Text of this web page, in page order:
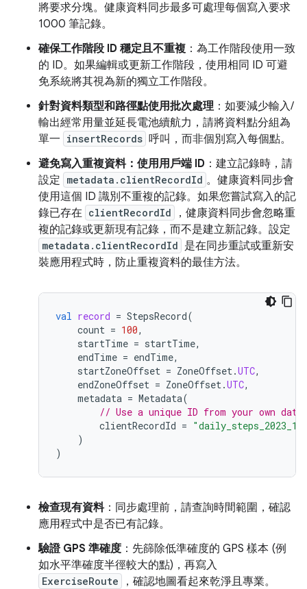
將要求分塊。健康資料同步最多可處理每個寫入要求
1000 筆記錄。
確保工作階段 ID 穩定且不重複 ：為工作階段使用一致
的 ID。如果編輯或更新工作階段，使用相同 ID 可避
免系統將其視為新的獨立工作階段。
針對資料類型和路徑點使用批次處理：如要減少輸入/
輸出經常用量並延長電池續航力，請將資料點分組為
單一 insertRecords 呼叫，而非個別寫入每個點。
避免寫入重複資料：使用用戶端 ID ：建立記錄時，請
設定 metadata.clientRecordId 。健康資料同步會
使用這個 ID 識別不重複的記錄。如果您嘗試寫入的記
錄已存在 clientRecordId
，健康資料同步會忽略重
複的記錄或更新現有記錄，而不是建立新記錄。設定
metadata.clientRecordId 是在同步重試或重新安
裝應用程式時，防止重複資料的最佳方法。
val record = StepsRecord(
count = 100,
startTime = startTime,
endTime = endTime,
startZoneOffset = ZoneOffset.UTC,
endZoneOffset = ZoneOffset.UTC,
metadata = Metadata(
// Use a unique ID from your own
clientRecordId =
)
)
檢查現有資料：同步處理前，請查詢時間範圍，確認
應用程式中是否已有記錄。
驗證 GPS 準確度 ：先篩除低準確度的 GPS 樣本 (例
如水平準確度半徑較大的點)，再寫入
ExerciseRoute
，確認地圖看起來乾淨且專業。